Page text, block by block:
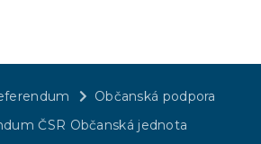
Občanská podpora
ČSR Občanská jednota